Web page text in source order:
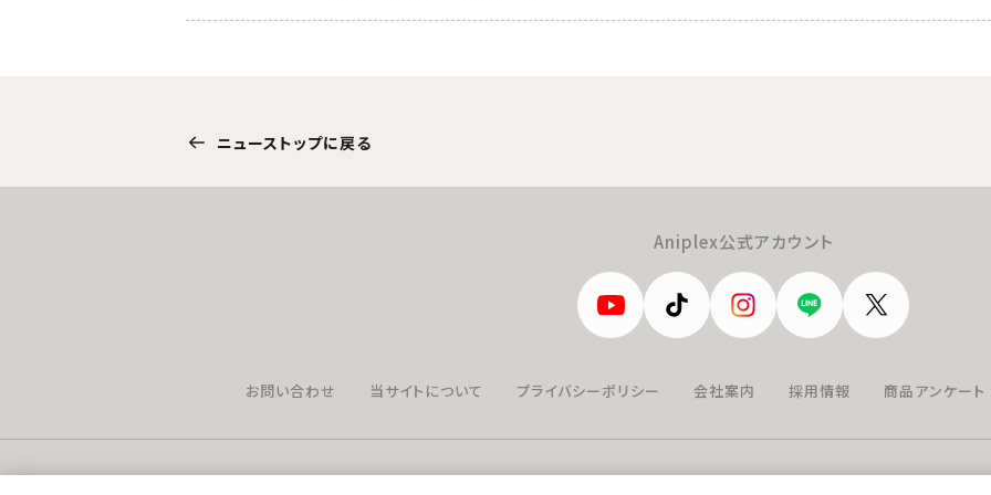
ニューストップに戻る
Aniplex公式アカウント
お問い合わせ 当サイトについて プライバシーポリシー 会社案内 採用情報 商品アンケート